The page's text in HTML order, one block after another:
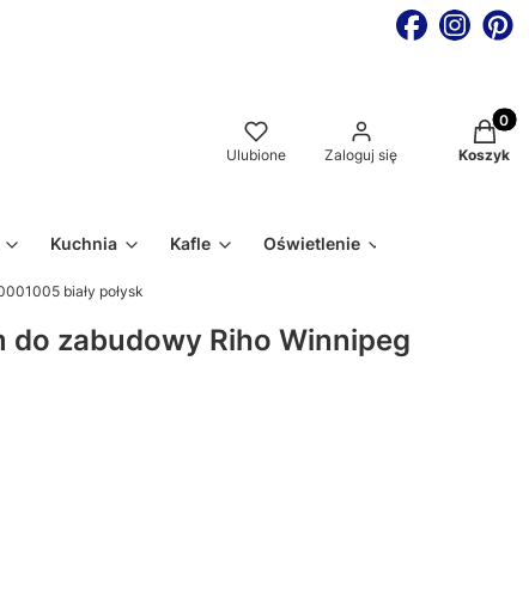
Ulubione Zaloguj się Koszyk
Kuchnia Kafle Oświetlenie
biały połysk
do zabudowy Riho Winnipeg